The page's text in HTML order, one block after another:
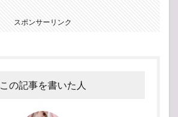
スポンサーリンク
この記事を書いた人